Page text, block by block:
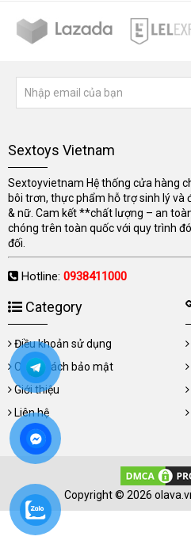
Sextoys Vietnam
Sextoyvietnam Hệ thống cửa hàng
bôi trơn, thực phẩm hỗ trợ sinh lý và
& nữ. Cam kết **chất lượng – an
chóng trên toàn quốc với quy trình
đối.
Hotline: 0938411000
Category
Điều khoản sử dụng
Chính sách bảo mật
Giới thiệu
Liên hệ
Copyright © 2026